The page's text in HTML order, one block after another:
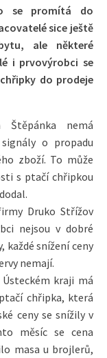
se promítá do
sice ještě
ale některé
i prvovýrobci se
do prodeje
Štěpánka nemá
o propadu
zboží. To může
s ptačí chřipkou
Druko Střížov
nejsou v dobré
každé snížení ceny
nemají.
kraji má
chřipka, která
ceny se snížily v
měsíc se cena
masa u brojlerů,